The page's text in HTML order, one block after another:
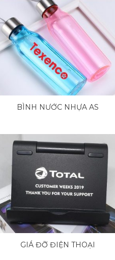
BÌNH NƯỚC NHỰA AS
GIÁ ĐỠ ĐIỆN THOẠI